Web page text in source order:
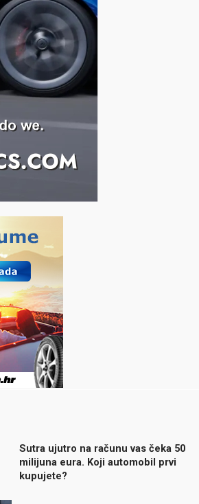
Sutra ujutro na računu vas čeka 50
milijuna eura. Koji automobil prvi
kupujete?